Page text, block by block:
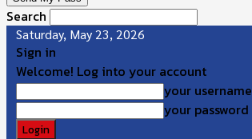
Search
Saturday, May 23, 2026
Sign in
Welcome! Log into your account
your username
your password